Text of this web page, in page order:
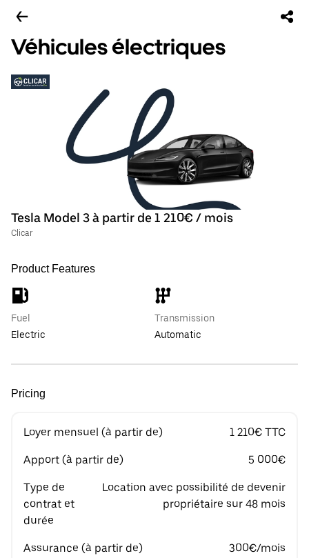
Véhicules électriques
Tesla Model 3 à partir de 1 210€ / mois
Clicar
Product Features
Fuel
Electric
Transmission
Automatic
Pricing
Loyer mensuel (à partir de) 1 210€ TTC
Apport (à partir de) 5 000€
Type de
contrat et
durée
Location avec possibilité de devenir
propriétaire sur 48 mois
Assurance (à partir de) 300€/mois